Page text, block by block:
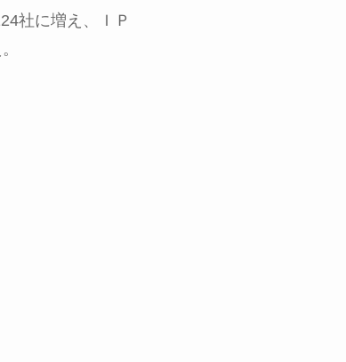
社に増え、ＩＰ